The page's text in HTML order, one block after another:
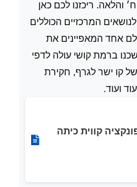
והלאה. ריכזנו לכם כאן
המרכזיים הכוללים
אחד המאפיינים את
ברמת קושי עולה לדפי
קו ישר לגרף, חקירת
ועוד.
קווית כיתה